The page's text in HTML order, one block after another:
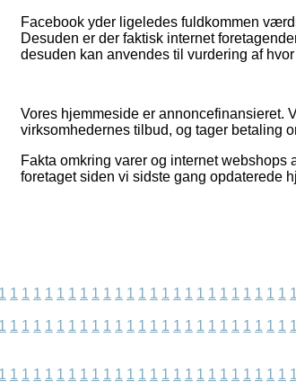
Facebook yder ligeledes fuldkommen
Desuden er der faktisk internet
desuden kan anvendes til vurdering af
Vores hjemmeside er annoncefinansieret.
virksomhedernes tilbud, og tager betaling
Fakta omkring varer og internet
foretaget siden vi sidste gang opdaterede
1 1 1 1 1 1 1 1 1 1 1 1 1 1 1 1 1 1 1 1 1 1 1 1 1 1
1 1 1 1 1 1 1 1 1 1 1 1 1 1 1 1 1 1 1 1 1 1 1 1 1 1
1 1 1 1 1 1 1 1 1 1 1 1 1 1 1 1 1 1 1 1 1 1 1 1 1 1